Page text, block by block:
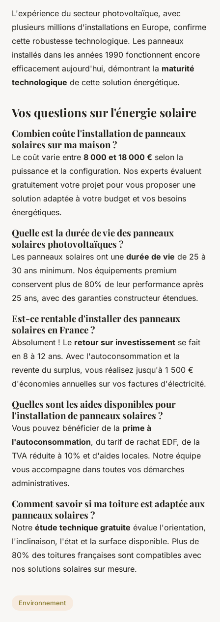
L'expérience du secteur photovoltaïque, avec
plusieurs millions d'installations en Europe, confirme
cette robustesse technologique. Les panneaux
installés dans les années 1990 fonctionnent encore
efficacement aujourd'hui, démontrant la maturité
technologique de cette solution énergétique.
Vos questions sur l'énergie solaire
Combien coûte l'installation de panneaux
solaires sur ma maison ?
Le coût varie entre 8 000 et 18 000 € selon la
puissance et la configuration. Nos experts évaluent
gratuitement votre projet pour vous proposer une
solution adaptée à votre budget et vos besoins
énergétiques.
Quelle est la durée de vie des panneaux
solaires photovoltaïques ?
Les panneaux solaires ont une durée de vie de 25 à
30 ans minimum. Nos équipements premium
conservent plus de 80% de leur performance après
25 ans, avec des garanties constructeur étendues.
Est-ce rentable d'installer des panneaux
solaires en France ?
Absolument ! Le retour sur investissement se fait
en 8 à 12 ans. Avec l'autoconsommation et la
revente du surplus, vous réalisez jusqu'à 1 500 €
d'économies annuelles sur vos factures d'électricité.
Quelles sont les aides disponibles pour
l'installation de panneaux solaires ?
Vous pouvez bénéficier de la prime à
l'autoconsommation, du tarif de rachat EDF, de la
TVA réduite à 10% et d'aides locales. Notre équipe
vous accompagne dans toutes vos démarches
administratives.
Comment savoir si ma toiture est adaptée aux
panneaux solaires ?
Notre étude technique gratuite évalue l'orientation,
l'inclinaison, l'état et la surface disponible. Plus de
80% des toitures françaises sont compatibles avec
nos solutions solaires sur mesure.
Environnement